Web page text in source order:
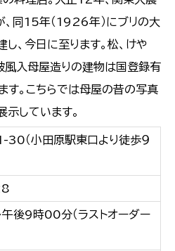
、同15年（1926年）にブリの大
、今日に至ります。松、けや
風入母屋造りの建物は国登録有
す。こちらでは母屋の昔の写真
しています。
（小田原駅東口より徒歩９
後9時00分（ラストオーダー